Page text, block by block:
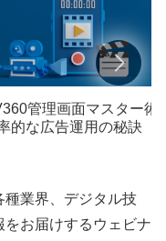
管理画面マスター術
的な広告運用の秘訣
種業界、デジタル技
お届けするウェビナ